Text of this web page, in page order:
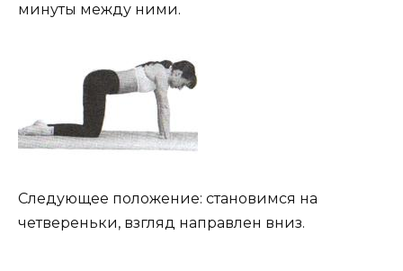
минуты между ними.
Следующее положение: становимся на
четвереньки, взгляд направлен вниз.